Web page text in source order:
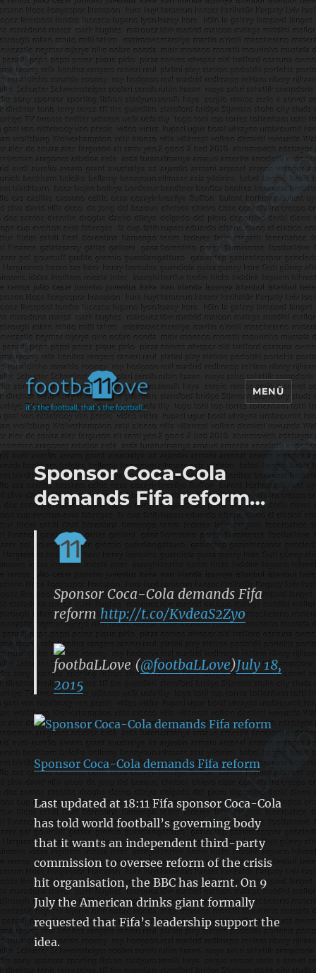
footbaLLove
MENÜ
Sponsor Coca-Cola
demands Fifa reform…
Sponsor Coca-Cola demands Fifa
reform http://t.co/KvdeaS2Zyo
footbaLLove (@footbaLLove)July 18,
2015
Sponsor Coca-Cola demands Fifa reform
Last updated at 18:11 Fifa sponsor Coca-Cola
has told world football’s governing body
that it wants an independent third-party
commission to oversee reform of the crisis
hit organisation, the BBC has learnt. On 9
July the American drinks giant formally
requested that Fifa’s leadership support the
idea.